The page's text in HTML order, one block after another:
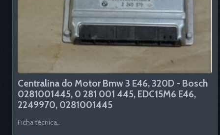
Centralina do Motor Bmw 3 E46, 320D - Bosch
0281001445, 0 281 001 445, EDC15M6 E46,
2249970, 0281001445
Ficha técnica..